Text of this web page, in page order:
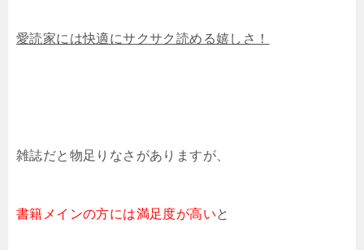
愛読家には快適にサクサク読める嬉しさ！
雑誌だと物足りなさがありますが、
書籍メインの方には満足度が高いと